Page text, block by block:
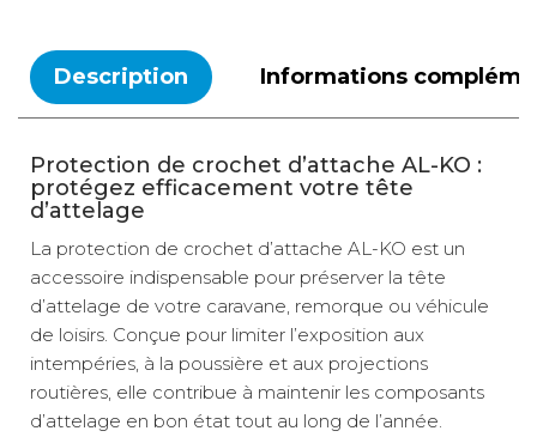
Description Informations
Protection de crochet d’attache AL-KO :
protégez efficacement votre tête
d’attelage
La protection de crochet d’attache AL-KO est un
accessoire indispensable pour préserver la tête
d’attelage de votre caravane, remorque ou véhicule
de loisirs. Conçue pour limiter l’exposition aux
intempéries, à la poussière et aux projections
routières, elle contribue à maintenir les composants
d’attelage en bon état tout au long de l’année.